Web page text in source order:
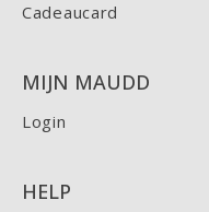
Cadeaucard
MIJN MAUDD
Login
HELP